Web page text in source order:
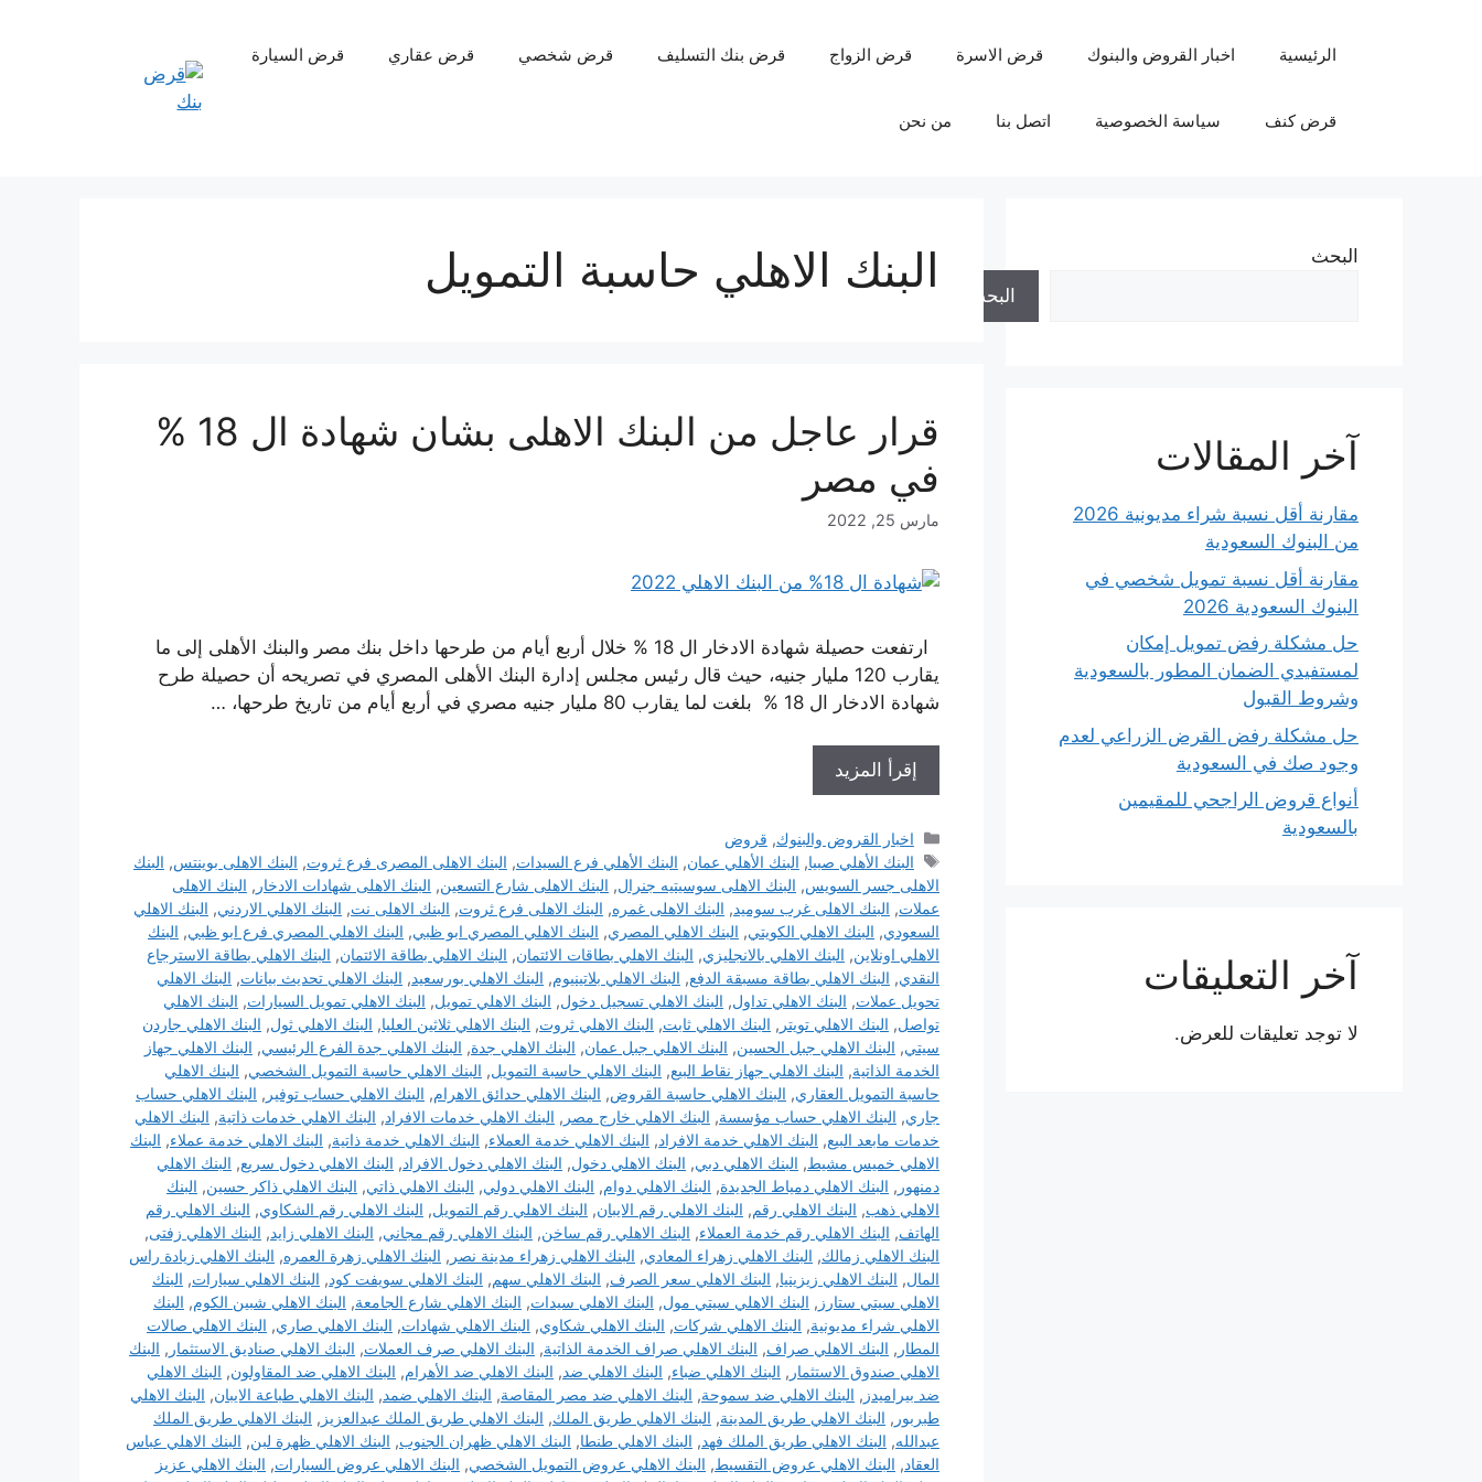
الرئيسية اخبار القروض والبنوك قرض الاسرة قرض الزواج قرض بنك التسليف قرض شخصي قرض عقاري قرض السيارة
قرض كنف سياسة الخصوصية اتصل بنا من نحن
البنك الاهلي حاسبة التمويل
قرار عاجل من البنك الاهلى بشان شهادة ال 18 %
في مصر
مارس 25, 2022
ارتفعت حصيلة شهادة الادخار ال 18 % خلال أربع أيام من طرحها داخل بنك مصر والبنك الأهلى إلى ما
يقارب 120 مليار جنيه، حيث قال رئيس مجلس إدارة البنك الأهلى المصري في تصريحه أن حصيلة طرح
شهادة الادخار ال 18 % بلغت لما يقارب 80 مليار جنيه مصري في أربع أيام من تاريخ طرحها، …
إقرأ المزيد
التصنيفات
اخبار القروض والبنوك, قروض
الوسوم
البنك الأهلي صبيا, البنك الأهلي عمان, البنك الأهلي فرع السيدات, البنك الاهلى المصرى فرع ثروت, البنك الاهلى بوينتس, البنك
الاهلى جسر السويس, البنك الاهلى سوسيتيه جنرال, البنك الاهلى شارع التسعين, البنك الاهلى شهادات الادخار , البنك الاهلى
عملات, البنك الاهلى غرب سوميد, البنك الاهلى غمره, البنك الاهلى فرع ثروت, البنك الاهلى نت, البنك الاهلي الاردني, البنك الاهلي
السعودي, البنك الاهلي الكويتي, البنك الاهلي المصري, البنك الاهلي المصري ابو ظبي, البنك الاهلي المصري فرع ابو ظبي, البنك
الاهلي اونلاين, البنك الاهلي بالانجليزي, البنك الاهلي بطاقات الائتمان, البنك الاهلي بطاقة الائتمان, البنك الاهلي بطاقة الاسترجاع
النقدي, البنك الاهلي بطاقة مسبقة الدفع, البنك الاهلي بلاتينيوم, البنك الاهلي بورسعيد, البنك الاهلي تحديث بيانات, البنك الاهلي
تحويل عملات, البنك الاهلي تداول, البنك الاهلي تسجيل دخول, البنك الاهلي تمويل, البنك الاهلي تمويل السيارات, البنك الاهلي
تواصل, البنك الاهلي تويتر , البنك الاهلي ثابت, البنك الاهلي ثروت, البنك الاهلي ثلاثين العليا, البنك الاهلي ثول, البنك الاهلي جاردن
سيتي, البنك الاهلي جبل الحسين, البنك الاهلي جبل عمان, البنك الاهلي جدة, البنك الاهلي جدة الفرع الرئيسي, البنك الاهلي جهاز
الخدمة الذاتية, البنك الاهلي جهاز نقاط البيع, البنك الاهلي حاسبة التمويل, البنك الاهلي حاسبة التمويل الشخصي, البنك الاهلي
حاسبة التمويل العقاري, البنك الاهلي حاسبة القروض, البنك الاهلي حدائق الاهرام, البنك الاهلي حساب توفير , البنك الاهلي حساب
جاري, البنك الاهلي حساب مؤسسة, البنك الاهلي خارج مصر , البنك الاهلي خدمات الافراد, البنك الاهلي خدمات ذاتية, البنك الاهلي
خدمات مابعد البيع, البنك الاهلي خدمة الافراد, البنك الاهلي خدمة العملاء, البنك الاهلي خدمة ذاتية, البنك الاهلي خدمة عملاء, البنك
الاهلي خميس مشيط, البنك الاهلي دبي, البنك الاهلي دخول, البنك الاهلي دخول الافراد, البنك الاهلي دخول سريع, البنك الاهلي
دمنهور , البنك الاهلي دمياط الجديدة, البنك الاهلي دوام, البنك الاهلي دولي, البنك الاهلي ذاتي, البنك الاهلي ذاكر حسين, البنك
الاهلي ذهب, البنك الاهلي رقم, البنك الاهلي رقم الايبان, البنك الاهلي رقم التمويل, البنك الاهلي رقم الشكاوي, البنك الاهلي رقم
الهاتف, البنك الاهلي رقم خدمة العملاء, البنك الاهلي رقم ساخن, البنك الاهلي رقم مجاني, البنك الاهلي زايد, البنك الاهلي زفتى,
البنك الاهلي زمالك, البنك الاهلي زهراء المعادي, البنك الاهلي زهراء مدينة نصر , البنك الاهلي زهرة العمره, البنك الاهلي زيادة راس
المال, البنك الاهلي زيزينيا, البنك الاهلي سعر الصرف, البنك الاهلي سهم, البنك الاهلي سويفت كود, البنك الاهلي سيارات, البنك
الاهلي سيتي ستارز , البنك الاهلي سيتي مول, البنك الاهلي سيدات, البنك الاهلي شارع الجامعة, البنك الاهلي شبين الكوم, البنك
الاهلي شراء مديونية, البنك الاهلي شركات, البنك الاهلي شكاوي, البنك الاهلي شهادات, البنك الاهلي صاري, البنك الاهلي صالات
المطار , البنك الاهلي صراف, البنك الاهلي صراف الخدمة الذاتية, البنك الاهلي صرف العملات, البنك الاهلي صناديق الاستثمار , البنك
الاهلي صندوق الاستثمار , البنك الاهلي ضباء, البنك الاهلي ضد, البنك الاهلي ضد الأهرام, البنك الاهلي ضد المقاولون, البنك الاهلي
ضد بيراميدز , البنك الاهلي ضد سموحة, البنك الاهلي ضد مصر المقاصة, البنك الاهلي ضمد, البنك الاهلي طباعة الايبان, البنك الاهلي
طبربور , البنك الاهلي طريق المدينة, البنك الاهلي طريق الملك, البنك الاهلي طريق الملك عبدالعزيز , البنك الاهلي طريق الملك
عبدالله, البنك الاهلي طريق الملك فهد, البنك الاهلي طنطا, البنك الاهلي ظهران الجنوب, البنك الاهلي ظهرة لبن, البنك الاهلي عباس
العقاد, البنك الاهلي عروض التقسيط, البنك الاهلي عروض التمويل الشخصي, البنك الاهلي عروض السيارات, البنك الاهلي عزيز
البحث
البحث
آخر المقالات
مقارنة أقل نسبة شراء مديونية 2026
من البنوك السعودية
مقارنة أقل نسبة تمويل شخصي في
البنوك السعودية 2026
حل مشكلة رفض تمويل إمكان
لمستفيدي الضمان المطور بالسعودية
وشروط القبول
حل مشكلة رفض القرض الزراعي لعدم
وجود صك في السعودية
أنواع قروض الراجحي للمقيمين
بالسعودية
آخر التعليقات
لا توجد تعليقات للعرض.